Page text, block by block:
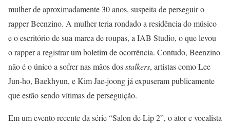
mulher de aproximadamente 30 anos, suspeita de perseguir o
rapper Beenzino. A mulher teria rondado a residência do músico
e o escritório de sua marca de roupas, a IAB Studio, o que levou
o rapper a registrar um boletim de ocorrência. Contudo, Beenzino
não é o único a sofrer nas mãos dosstalkers, artistas como Lee
Jun-ho, Baekhyun, e Kim Jae-joong já expuseram publicamente
que estão sendo vítimas de perseguição.
Em um evento recente da série “Salon de Lip 2”, o ator e vocalista